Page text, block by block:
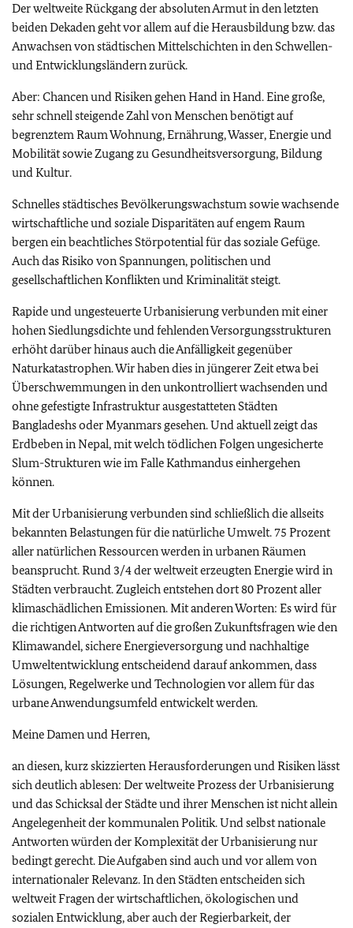
Der weltweite Rückgang der absoluten Armut in den letzten
beiden Dekaden geht vor allem auf die Herausbildung bzw. das
Anwachsen von städtischen Mittelschichten in den Schwellen-
und Entwicklungsländern zurück.
Aber: Chancen und Risiken gehen Hand in Hand. Eine große,
sehr schnell steigende Zahl von Menschen benötigt auf
begrenztem Raum Wohnung, Ernährung, Wasser, Energie und
Mobilität sowie Zugang zu Gesundheitsversorgung, Bildung
und Kultur.
Schnelles städtisches Bevölkerungswachstum sowie wachsende
wirtschaftliche und soziale Disparitäten auf engem Raum
bergen ein beachtliches Störpotential für das soziale Gefüge.
Auch das Risiko von Spannungen, politischen und
gesellschaftlichen Konflikten und Kriminalität steigt.
Rapide und ungesteuerte Urbanisierung verbunden mit einer
hohen Siedlungsdichte und fehlenden Versorgungsstrukturen
erhöht darüber hinaus auch die Anfälligkeit gegenüber
Naturkatastrophen. Wir haben dies in jüngerer Zeit etwa bei
Überschwemmungen in den unkontrolliert wachsenden und
ohne gefestigte Infrastruktur ausgestatteten Städten
Bangladeshs oder Myanmars gesehen. Und aktuell zeigt das
Erdbeben in Nepal, mit welch tödlichen Folgen ungesicherte
Slum-Strukturen wie im Falle Kathmandus einhergehen
können.
Mit der Urbanisierung verbunden sind schließlich die allseits
bekannten Belastungen für die natürliche Umwelt. 75 Prozent
aller natürlichen Ressourcen werden in urbanen Räumen
beansprucht. Rund 3/4 der weltweit erzeugten Energie wird in
Städten verbraucht. Zugleich entstehen dort 80 Prozent aller
klimaschädlichen Emissionen. Mit anderen Worten: Es wird für
die richtigen Antworten auf die großen Zukunftsfragen wie den
Klimawandel, sichere Energieversorgung und nachhaltige
Umweltentwicklung entscheidend darauf ankommen, dass
Lösungen, Regelwerke und Technologien vor allem für das
urbane Anwendungsumfeld entwickelt werden.
Meine Damen und Herren,
an diesen, kurz skizzierten Herausforderungen und Risiken lässt
sich deutlich ablesen: Der weltweite Prozess der Urbanisierung
und das Schicksal der Städte und ihrer Menschen ist nicht allein
Angelegenheit der kommunalen Politik. Und selbst nationale
Antworten würden der Komplexität der Urbanisierung nur
bedingt gerecht. Die Aufgaben sind auch und vor allem von
internationaler Relevanz. In den Städten entscheiden sich
weltweit Fragen der wirtschaftlichen, ökologischen und
sozialen Entwicklung, aber auch der Regierbarkeit, der